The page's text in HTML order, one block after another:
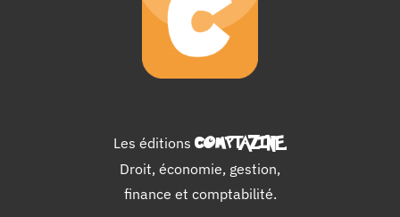
Les éditions COMPTAZINE.
Droit, économie, gestion,
finance et comptabilité.